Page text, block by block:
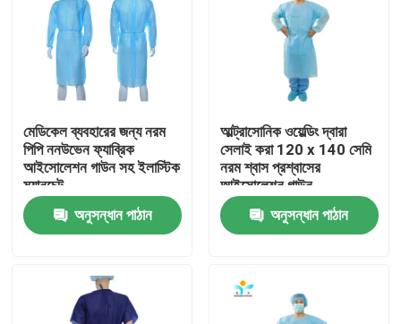
মেডিকেল ব্যবহারের জন্য নরম
পিপি ননউভেন ফ্যাব্রিক
আইসোলেশন গাউন সহ ইলাস্টিক
ম্যানচেট
অনুসন্ধান পাঠান
আল্ট্রাসোনিক ওয়েল্ডিং দ্বারা
সেলাই করা 120 x 140 সেমি
নরম শ্বাস প্রশ্বাসের
আইসোলেশন গাউন
অনুসন্ধান পাঠান